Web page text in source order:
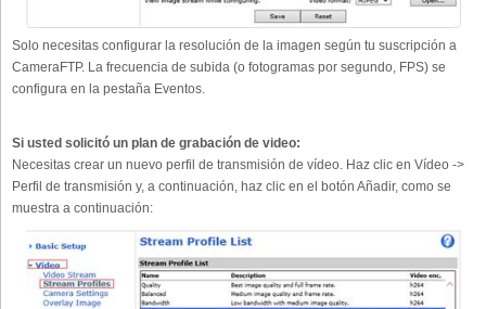
Solo necesitas configurar la resolución de la imagen según tu suscripción a
CameraFTP. La frecuencia de subida (o fotogramas por segundo, FPS) se
configura en la pestaña Eventos.
Si usted solicitó un plan de grabación de video:
Necesitas crear un nuevo perfil de transmisión de vídeo. Haz clic en Vídeo ->
Perfil de transmisión y, a continuación, haz clic en el botón Añadir, como se
muestra a continuación: